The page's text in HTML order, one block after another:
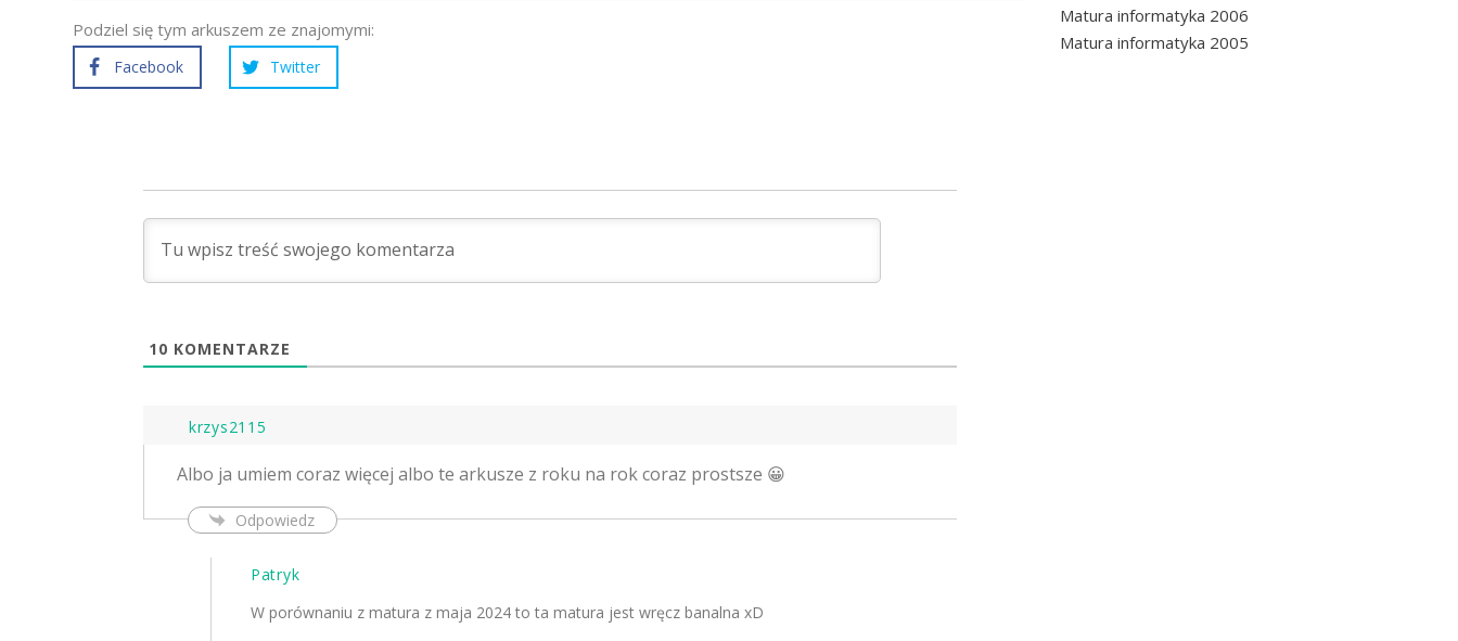
Podziel się tym arkuszem ze znajomymi:
Facebook Twitter
10 KOMENTARZE
krzys2115
Albo ja umiem coraz więcej albo te arkusze z roku na rok coraz prostsze 😀
Odpowiedz
Patryk
W porównaniu z matura z maja 2024 to ta matura jest wręcz banalna xD
Matura informatyka 2006
Matura informatyka 2005